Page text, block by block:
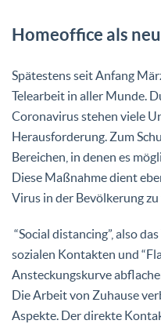
Homeoffice als
Spätestens seit Anfang
Telearbeit in aller Munde.
Coronavirus stehen viele
Herausforderung. Zum
Bereichen, in denen es
Diese Maßnahme dient
Virus in der Bevölkerung
“Social distancing”, also
sozialen Kontakten und
Ansteckungskurve
Die Arbeit von Zuhause
Aspekte. Der direkte